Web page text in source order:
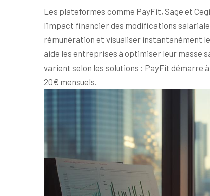
Les plateformes comme PayFit, Sage et
l’impact financier des modifications
rémunération et visualiser instantanément
aide les entreprises à optimiser leur masse
varient selon les solutions : PayFit démarre
20€ mensuels.